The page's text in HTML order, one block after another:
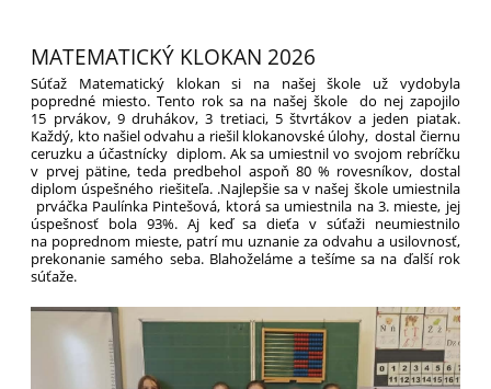
MATEMATICKÝ KLOKAN 2026
Súťaž Matematický klokan si na našej škole už vydobyla
popredné miesto. Tento rok sa na našej škole do nej zapojilo
15 prvákov, 9 druhákov, 3 tretiaci, 5 štvrtákov a jeden piatak.
Každý, kto našiel odvahu a riešil klokanovské úlohy, dostal čiernu
ceruzku a účastnícky diplom. Ak sa umiestnil vo svojom rebríčku
v prvej pätine, teda predbehol aspoň 80 % rovesníkov, dostal
diplom úspešného riešiteľa. .Najlepšie sa v našej škole umiestnila
prváčka Paulínka Pintešová, ktorá sa umiestnila na 3. mieste, jej
úspešnosť bola 93%. Aj keď sa dieťa v súťaži neumiestnilo
na poprednom mieste, patrí mu uznanie za odvahu a usilovnosť,
prekonanie samého seba. Blahoželáme a tešíme sa na ďalší rok
súťaže.